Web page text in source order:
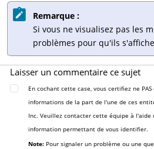
Remarque :
Si vous ne visualisez pas les
problèmes pour qu'ils
Laisser un commentaire ce sujet
En cochant cette case, vous certifiez ne
informations de la part de l'une de ces
Inc. Veuillez contacter cette équipe à
information permettant de vous identifier.
Note: Pour signaler un problème ou une